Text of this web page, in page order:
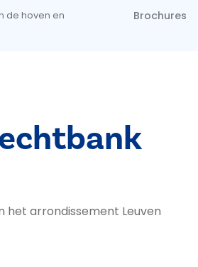
gaan
de hoven en
Brochures
het arrondissement Leuven